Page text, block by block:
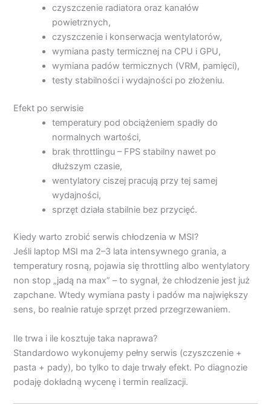
czyszczenie radiatora oraz kanałów
powietrznych,
czyszczenie i konserwacja wentylatorów,
wymiana pasty termicznej na CPU i GPU,
wymiana padów termicznych (VRM, pamięci),
testy stabilności i wydajności po złożeniu.
Efekt po serwisie
temperatury pod obciążeniem spadły do
normalnych wartości,
brak throttlingu – FPS stabilny nawet po
dłuższym czasie,
wentylatory ciszej pracują przy tej samej
wydajności,
sprzęt działa stabilnie bez przycięć.
Kiedy warto zrobić serwis chłodzenia w MSI?
Jeśli laptop MSI ma 2–3 lata intensywnego grania, a
temperatury rosną, pojawia się throttling albo wentylatory
non stop „jadą na max” – to sygnał, że chłodzenie jest już
zapchane. Wtedy wymiana pasty i padów ma największy
sens, bo realnie ratuje sprzęt przed przegrzewaniem.
Ile trwa i ile kosztuje taka naprawa?
Standardowo wykonujemy pełny serwis (czyszczenie +
pasta + pady), bo tylko to daje trwały efekt. Po diagnozie
podaję dokładną wycenę i termin realizacji.